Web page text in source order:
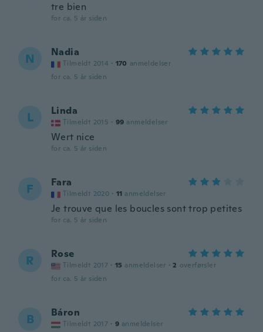
tre bien
for ca. 5 år siden
N Nadia
Tilmeldt 2014 · 170 anmeldelser
for ca. 5 år siden
L Linda
Tilmeldt 2015 · 99 anmeldelser
Wert nice
for ca. 5 år siden
F Fara
Tilmeldt 2020 · 11 anmeldelser
Je trouve que les boucles sont trop petites
for ca. 5 år siden
R Rose
Tilmeldt 2017 · 15 anmeldelser · 2 overførsler
for ca. 5 år siden
B Báron
Tilmeldt 2017 · 9 anmeldelser